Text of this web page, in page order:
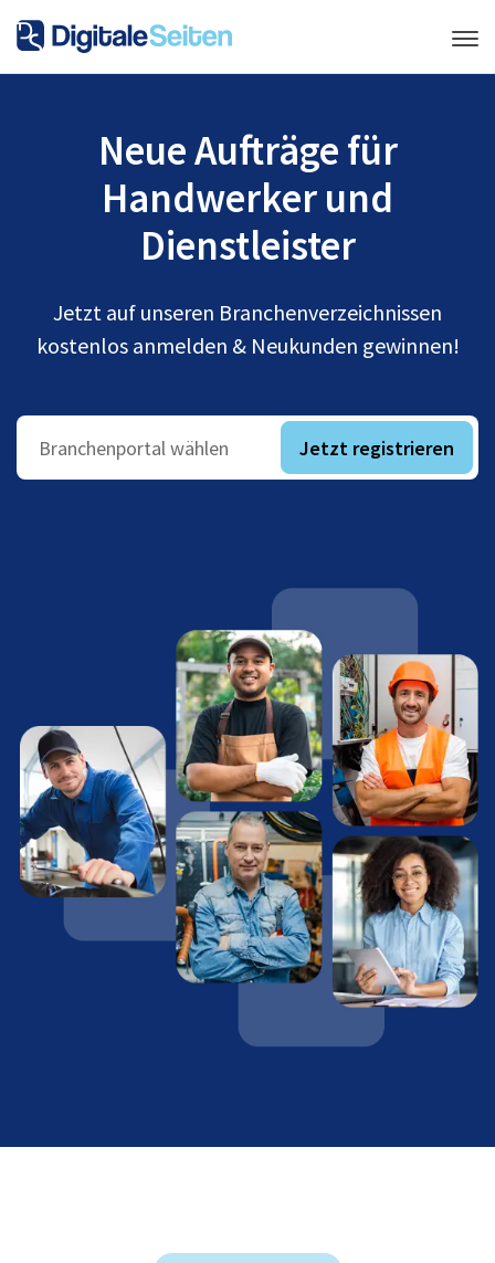
Neue Aufträge für
Handwerker und
Dienstleister
Jetzt auf unseren Branchenverzeichnissen
kostenlos anmelden & Neukunden gewinnen!
Branchenportal wählen Jetzt registrieren